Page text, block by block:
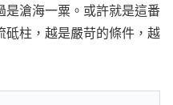
是滄海一粟。或許就是這番
砥柱，越是嚴苛的條件，越